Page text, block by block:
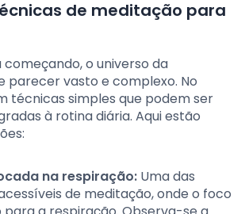
de meditação para
o universo da
parecer vasto e complexo. No
técnicas simples que podem ser
à rotina diária. Aqui estão
na respiração: Uma das
de meditação, onde o foco